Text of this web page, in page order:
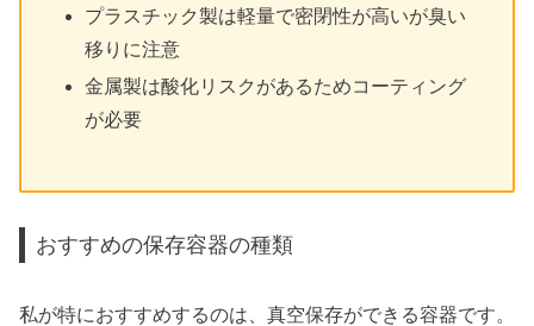
プラスチック製は軽量で密閉性が高いが臭い
移りに注意
金属製は酸化リスクがあるためコーティング
が必要
おすすめの保存容器の種類
私が特におすすめするのは、真空保存ができる容器です。